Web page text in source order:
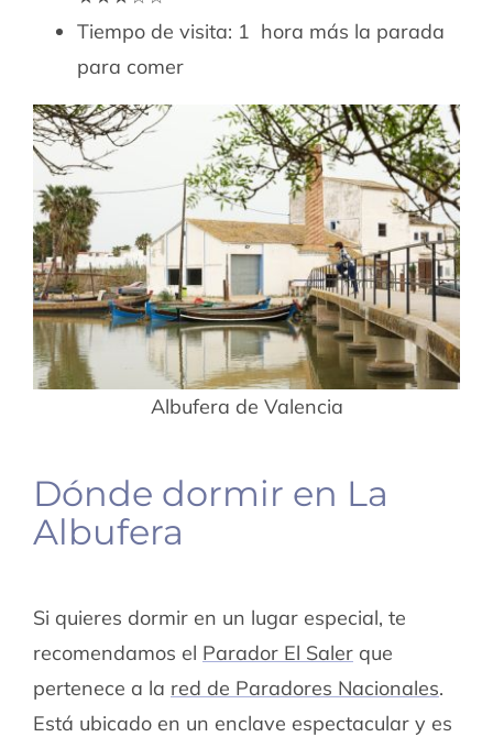
Tiempo de visita: 1 hora más la parada
para comer
Albufera de Valencia
Dónde dormir en La
Albufera
Si quieres dormir en un lugar especial, te
recomendamos el Parador El Salerque
pertenece a la red de Paradores Nacionales.
Está ubicado en un enclave espectacular y es